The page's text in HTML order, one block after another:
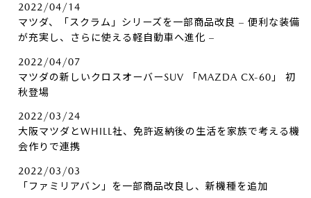
2022/04/14
マツダ、「スクラム」シリーズを一部商品改良 – 便利な装備
が充実し、さらに使える軽自動車へ進化 –
2022/04/07
マツダの新しいクロスオーバーSUV 「MAZDA CX-60」 初
秋登場
2022/03/24
大阪マツダとWHILL社、免許返納後の生活を家族で考える機
会作りで連携
2022/03/03
「ファミリアバン」を一部商品改良し、新機種を追加